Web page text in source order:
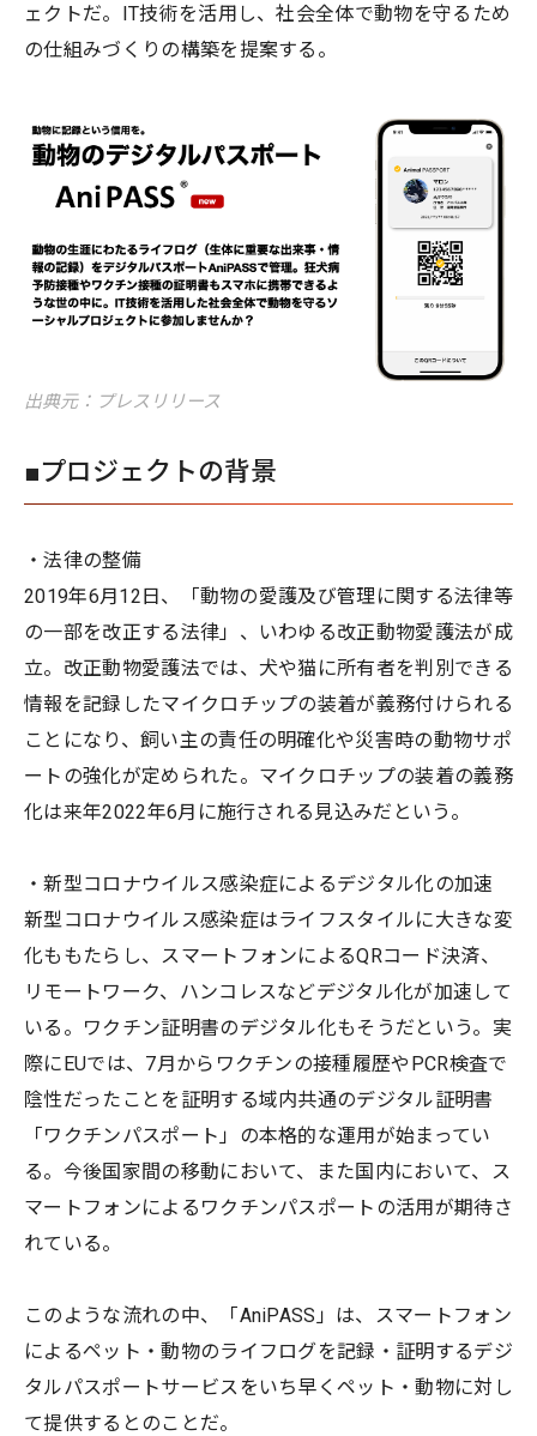
ェクトだ。IT技術を活用し、社会全体で動物を守るため
の仕組みづくりの構築を提案する。
出典元：プレスリリース
■プロジェクトの背景
・法律の整備
2019年6月12日、「動物の愛護及び管理に関する法律等
の一部を改正する法律」、いわゆる改正動物愛護法が成
立。改正動物愛護法では、犬や猫に所有者を判別できる
情報を記録したマイクロチップの装着が義務付けられる
ことになり、飼い主の責任の明確化や災害時の動物サポ
ートの強化が定められた。マイクロチップの装着の義務
化は来年2022年6月に施行される見込みだという。
・新型コロナウイルス感染症によるデジタル化の加速
新型コロナウイルス感染症はライフスタイルに大きな変
化ももたらし、スマートフォンによるQRコード決済、
リモートワーク、ハンコレスなどデジタル化が加速して
いる。ワクチン証明書のデジタル化もそうだという。実
際にEUでは、7月からワクチンの接種履歴やPCR検査で
陰性だったことを証明する域内共通のデジタル証明書
「ワクチンパスポート」の本格的な運用が始まってい
る。今後国家間の移動において、また国内において、ス
マートフォンによるワクチンパスポートの活用が期待さ
れている。
このような流れの中、「AniPASS」は、スマートフォン
によるペット・動物のライフログを記録・証明するデジ
タルパスポートサービスをいち早くペット・動物に対し
て提供するとのことだ。